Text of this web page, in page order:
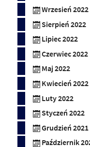
Wrzesień 2022
Sierpień 2022
Lipiec 2022
Czerwiec 2022
Maj 2022
Kwiecień 2022
Luty 2022
Styczeń 2022
Grudzień 2021
Październik